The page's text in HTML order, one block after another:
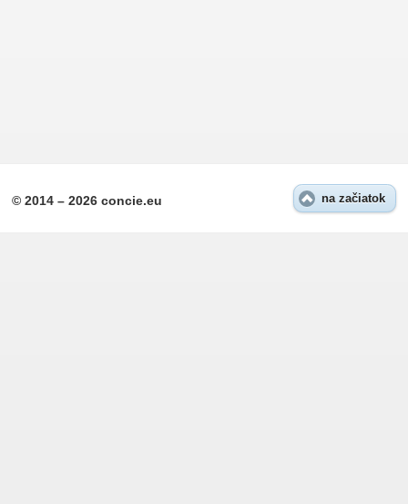
na začiatok
© 2014 – 2026 concie.eu